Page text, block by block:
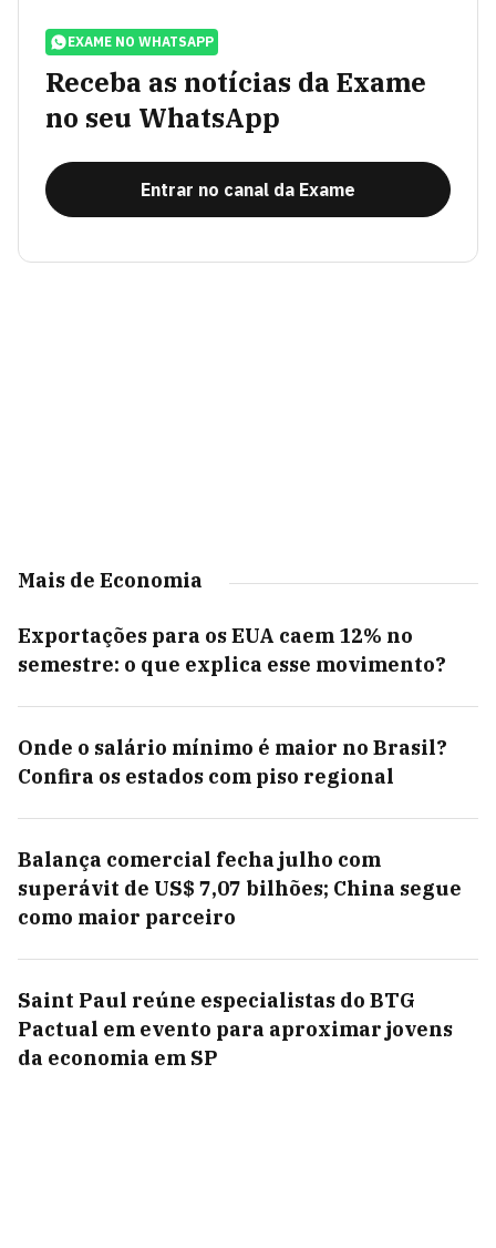
EXAME NO WHATSAPP
Receba as notícias da Exame
no seu WhatsApp
Entrar no canal da Exame
Mais de Economia
Exportações para os EUA caem 12% no
semestre: o que explica esse movimento?
Onde o salário mínimo é maior no Brasil?
Confira os estados com piso regional
Balança comercial fecha julho com
superávit de US$ 7,07 bilhões; China segue
como maior parceiro
Saint Paul reúne especialistas do BTG
Pactual em evento para aproximar jovens
da economia em SP